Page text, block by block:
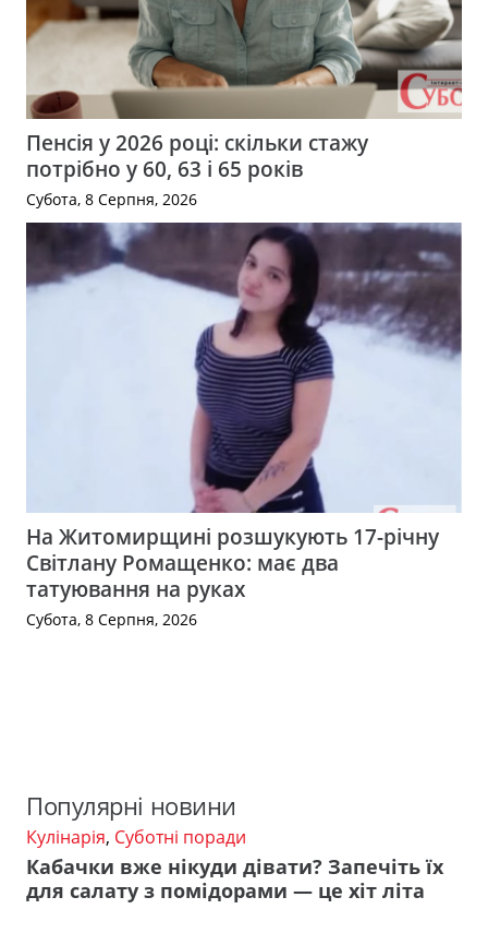
Пенсія у 2026 році: скільки стажу
потрібно у 60, 63 і 65 років
Субота, 8 Серпня, 2026
На Житомирщині розшукують 17-річну
Світлану Ромащенко: має два
татуювання на руках
Субота, 8 Серпня, 2026
Популярні новини
Кулінарія, Суботні поради
Кабачки вже нікуди дівати? Запечіть їх
для салату з помідорами — це хіт літа